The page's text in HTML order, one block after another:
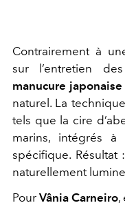
Contrairement à
sur l’entretien
manucure japonaise
naturel. La
tels que la cire
marins, intégrés à
spécifique. Résultat
naturellement
Pour Vânia Carneiro,